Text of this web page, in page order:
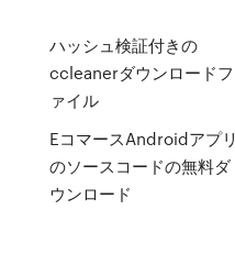
ハッシュ検証付きの
ccleanerダウンロードフ
ァイル
EコマースAndroidアプリ
のソースコードの無料ダ
ウンロード